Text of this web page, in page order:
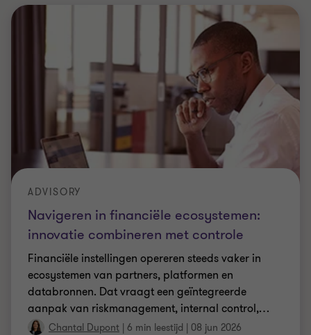
Navigeren in financiële ecosystemen:
innovatie combineren met controle
ADVISORY
Financiële instellingen opereren steeds vaker in
ecosystemen van partners, platformen en
databronnen. Dat vraagt een geïntegreerde
aanpak van riskmanagement, internal control,…
Chantal Dupont | 6 min leestijd | 08 jun 2026